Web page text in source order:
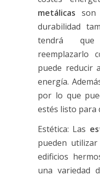
metálicas son
durabilidad
tendrá
reemplazarlo
puede reducir
energía.
por lo que
estés listo para
Estética: Las
pueden
edificios
una variedad